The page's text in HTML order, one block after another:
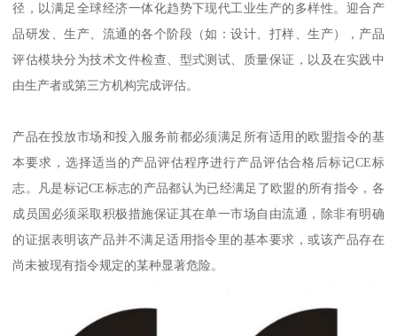
径，以满足全球经济一体化趋势下现代工业生产的多样性。迎合产
品研发、生产、流通的各个阶段（如：设计、打样、生产），产品
评估模块分为技术文件检查、型式测试、质量保证，以及在实践中
由生产者或第三方机构完成评估。
产品在投放市场和投入服务前都必须满足所有适用的欧盟指令的基
本要求，选择适当的产品评估程序进行产品评估合格后标记CE标
志。凡是标记CE标志的产品都认为已经满足了欧盟的所有指令，各
成员国必须采取积极措施保证其在单一市场自由流通，除非有明确
的证据表明该产品并不满足适用指令里的基本要求，或该产品存在
尚未被现有指令规定的某种显著危险。